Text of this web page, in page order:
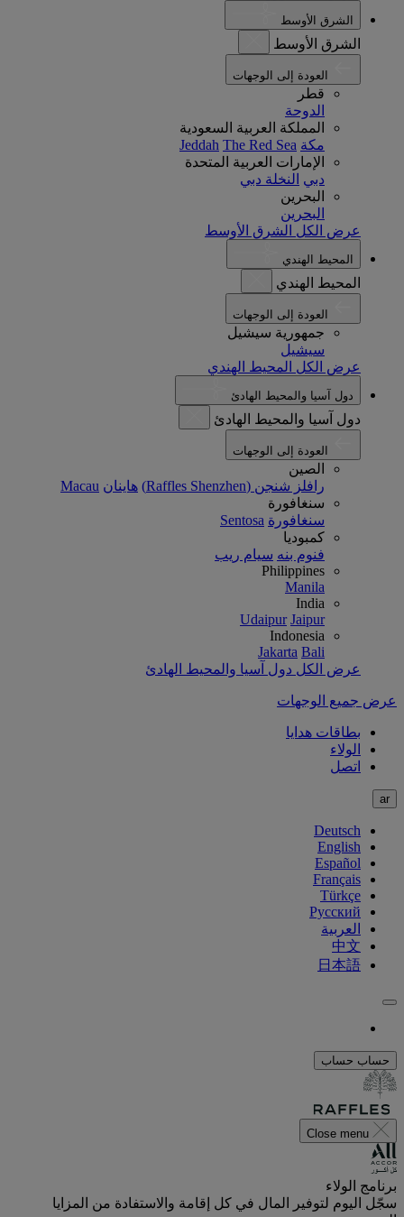
الشرق الأوسط
الشرق الأوسط
قطر
الدوحة
المملكة العربية السعودية
مكة
Jeddah The Red Sea
الإمارات العربية المتحدة
دبي النخلة دبي
البحرين
البحرين
عرض الكل الشرق الأوسط
المحيط الهندي
المحيط الهندي
جمهورية سيشيل
سيشيل
عرض الكل المحيط الهندي
دول آسيا والمحيط الهادئ
دول آسيا والمحيط الهادئ
الصين
رافلز شنجن (Raffles Shenzhen)
هاينان Macau
سنغافورة
سنغافورة Sentosa
كمبوديا
فنوم بنه سيام ريب
Philippines
Manila
India
Udaipur Jaipur
Indonesia
Jakarta Bali
عرض الكل دول آسيا والمحيط الهادئ
عرض جميع الوجهات
بطاقات هدايا
الولاء
اتصل
ar
Deutsch
English
Español
Français
Türkçe
Русский
العربية
中文
日本語
حساب حساب
Close menu
برنامج الولاء
سجّل اليوم لتوفير المال في كل إقامة والاستفادة من المزايا